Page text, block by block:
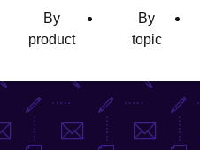
langueBy
product
By
topic